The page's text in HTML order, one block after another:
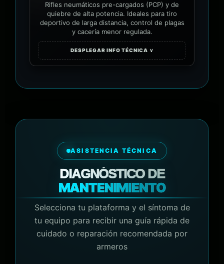
Rifles neumáticos pre-cargados (PCP) y de
quiebre de alta potencia. Ideales para tiro
deportivo de larga distancia, control de plagas
y cacería menor regulada.
DESPLEGAR INFO TÉCNICA ∨
ASISTENCIA TÉCNICA
DIAGNÓSTICO DE
MANTENIMIENTO
Selecciona tu plataforma y el síntoma de
tu equipo para recibir una guía rápida de
cuidado o reparación recomendada por
armeros